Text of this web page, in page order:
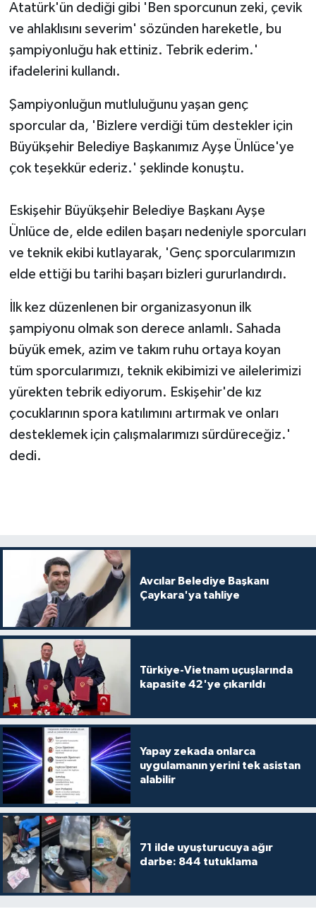
Atatürk'ün dediği gibi 'Ben sporcunun zeki, çevik
ve ahlaklısını severim' sözünden hareketle, bu
şampiyonluğu hak ettiniz. Tebrik ederim.'
ifadelerini kullandı.
Şampiyonluğun mutluluğunu yaşan genç
sporcular da, 'Bizlere verdiği tüm destekler için
Büyükşehir Belediye Başkanımız Ayşe Ünlüce'ye
çok teşekkür ederiz.' şeklinde konuştu.
Eskişehir Büyükşehir Belediye Başkanı Ayşe
Ünlüce de, elde edilen başarı nedeniyle sporcuları
ve teknik ekibi kutlayarak, 'Genç sporcularımızın
elde ettiği bu tarihi başarı bizleri gururlandırdı.
İlk kez düzenlenen bir organizasyonun ilk
şampiyonu olmak son derece anlamlı. Sahada
büyük emek, azim ve takım ruhu ortaya koyan
tüm sporcularımızı, teknik ekibimizi ve ailelerimizi
yürekten tebrik ediyorum. Eskişehir'de kız
çocuklarının spora katılımını artırmak ve onları
desteklemek için çalışmalarımızı sürdüreceğiz.'
dedi.
Avcılar Belediye Başkanı
Çaykara'ya tahliye
Türkiye-Vietnam uçuşlarında
kapasite 42'ye çıkarıldı
Yapay zekada onlarca
uygulamanın yerini tek asistan
alabilir
71 ilde uyuşturucuya ağır
darbe: 844 tutuklama